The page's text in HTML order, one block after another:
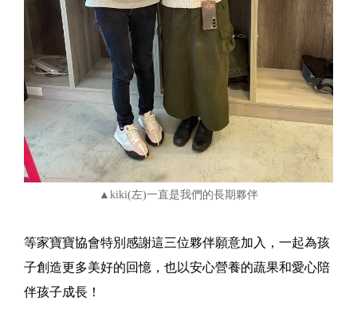
▲kiki(左)一直是我們的長期夥伴
等家寶寶協會特別感謝這三位夥伴願意加入，一起為孩
子創造更多美好的回憶，也以安心營養的蔬果和愛心陪
伴孩子成長！